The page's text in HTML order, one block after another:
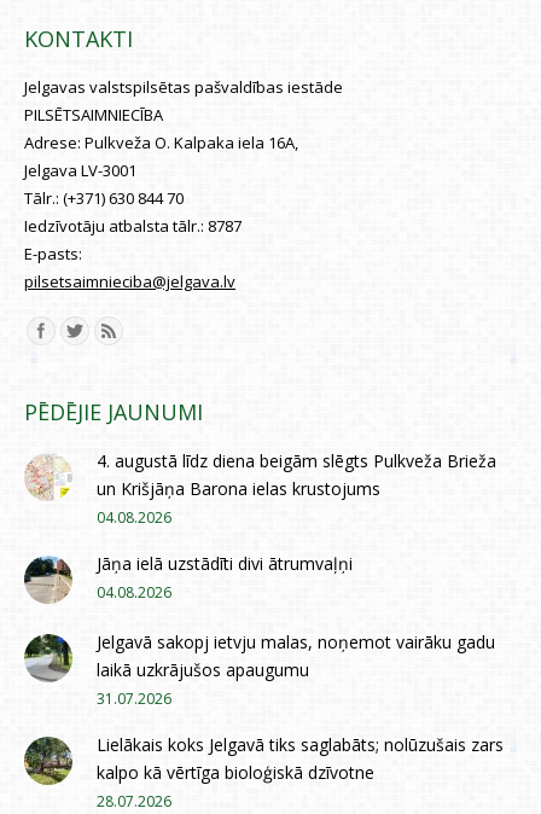
KONTAKTI
Jelgavas valstspilsētas pašvaldības iestāde
PILSĒTSAIMNIECĪBA
Adrese: Pulkveža O. Kalpaka iela 16A,
Jelgava LV-3001
Tālr.: (+371) 630 844 70
Iedzīvotāju atbalsta tālr.: 8787
E-pasts:
pilsetsaimnieciba@jelgava.lv
Find us on:
PĒDĒJIE JAUNUMI
4. augustā līdz diena beigām slēgts Pulkveža Brieža
un Krišjāņa Barona ielas krustojums
04.08.2026
Jāņa ielā uzstādīti divi ātrumvaļņi
04.08.2026
Jelgavā sakopj ietvju malas, noņemot vairāku gadu
laikā uzkrājušos apaugumu
31.07.2026
Lielākais koks Jelgavā tiks saglabāts; nolūzušais zars
kalpo kā vērtīga bioloģiskā dzīvotne
28.07.2026